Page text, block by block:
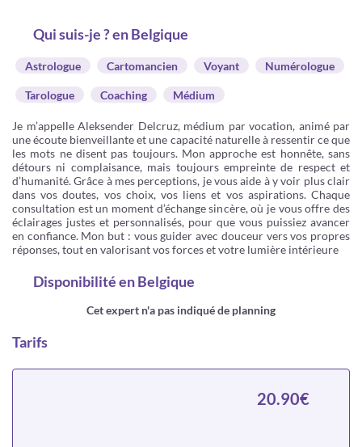
Qui suis-je ? en Belgique
Astrologue Cartomancien Voyant Numérologue
Tarologue Coaching Médium
Je m’appelle Aleksender Delcruz, médium par vocation, animé par
une écoute bienveillante et une capacité naturelle à ressentir ce que
les mots ne disent pas toujours. Mon approche est honnête, sans
détours ni complaisance, mais toujours empreinte de respect et
d’humanité. Grâce à mes perceptions, je vous aide à y voir plus clair
dans vos doutes, vos choix, vos liens et vos aspirations. Chaque
consultation est un moment d’échange sincère, où je vous offre des
éclairages justes et personnalisés, pour que vous puissiez avancer
en confiance. Mon but : vous guider avec douceur vers vos propres
réponses, tout en valorisant vos forces et votre lumière intérieure
Disponibilitéen Belgique
Cet expert n'a pas indiqué de planning
Tarifs
20.90€